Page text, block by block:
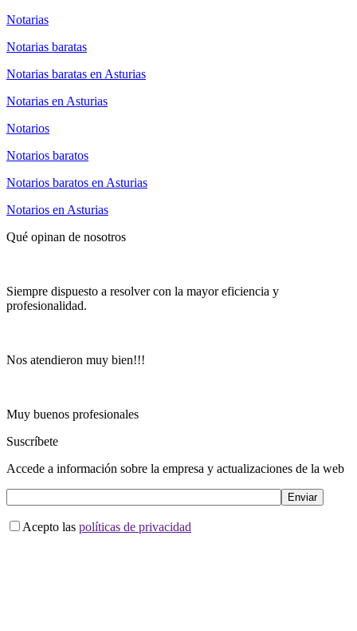
Notarias
Notarias baratas
Notarias baratas en Asturias
Notarias en Asturias
Notarios
Notarios baratos
Notarios baratos en Asturias
Notarios en Asturias
Qué opinan de nosotros
Siempre dispuesto a resolver con la mayor eficiencia y
profesionalidad.
Nos atendieron muy bien!!!
Muy buenos profesionales
Suscríbete
Accede a información sobre la empresa y actualizaciones de la web
Acepto las políticas de privacidad